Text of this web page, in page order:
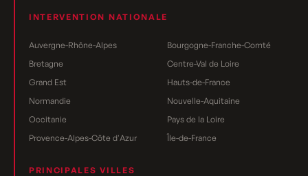
INTERVENTION NATIONALE
Auvergne-Rhône-Alpes
Bourgogne-Franche-Comté
Bretagne
Centre-Val de Loire
Grand Est
Hauts-de-France
Normandie
Nouvelle-Aquitaine
Occitanie
Pays de la Loire
Provence-Alpes-Côte d'Azur
Île-de-France
PRINCIPALES VILLES